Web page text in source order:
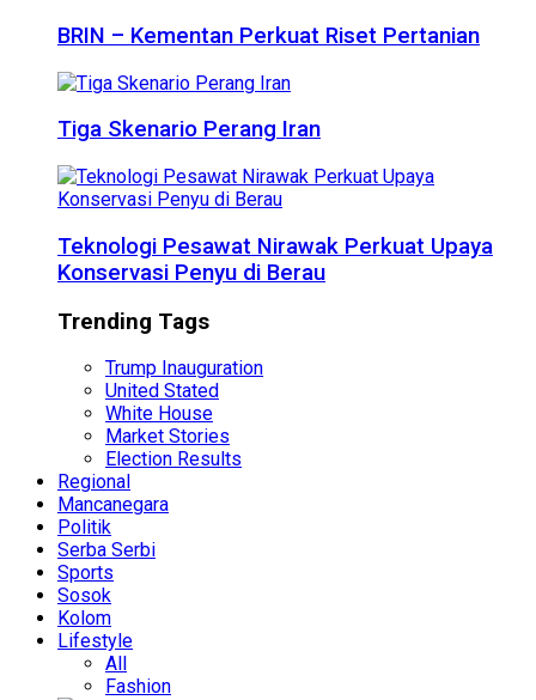
BRIN – Kementan Perkuat Riset Pertanian
Tiga Skenario Perang Iran
Teknologi Pesawat Nirawak Perkuat Upaya
Konservasi Penyu di Berau
Trending Tags
Trump Inauguration
United Stated
White House
Market Stories
Election Results
Regional
Mancanegara
Politik
Serba Serbi
Sports
Sosok
Kolom
Lifestyle
All
Fashion